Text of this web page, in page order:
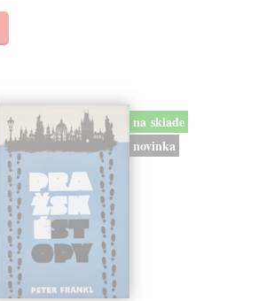
na sklade
novinka